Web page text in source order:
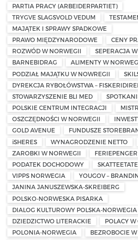
PARTIA PRACY (ARBEIDERPARTIET)
TRYGVE SLAGSVOLD VEDUM
MAJĄTEK I SPRAWY SPADKOWE
PRAWO MIĘDZYNARODOWE
CENY
ROZWÓD W NORWEGII
SEPERACJA
BARNEBIDRAG
ALIMENTY W
PODZIAŁ MAJĄTKU W NOWREGII
DYREKCJA RYBOŁÓWSTWA –
STOWARZYSZENIE BLI MED
POLSKIE CENTRUM INTEGRACJI
OSZCZĘDNOŚCI W NORWEGII
GOLD AVENUE
FUNDUSZE
iSHERES
WYNAGRODZENIE NETTO
ZAROBKI W NORWEGII
FERIEPENGER
PODATEK DOCHODOWY
VIPPS NORWEGIA
YOUGOV –
JANINA JANUSZEWSKA-SKREIBERG
POLSKO-NORWESKA PISARKA
DIALOG KULTUROWY POLSKA-NORWEGIA
DZIEDZICTWO LITERACKIE
POLACY W
POLONIA-NORWEGIA
BEZROBOCIE